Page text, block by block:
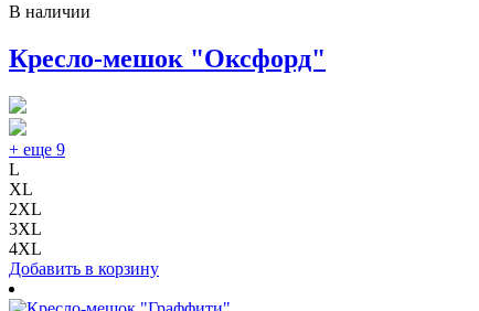
В наличии
Кресло-мешок "Оксфорд"
+ еще 9
L
XL
2XL
3XL
4XL
Добавить в корзину